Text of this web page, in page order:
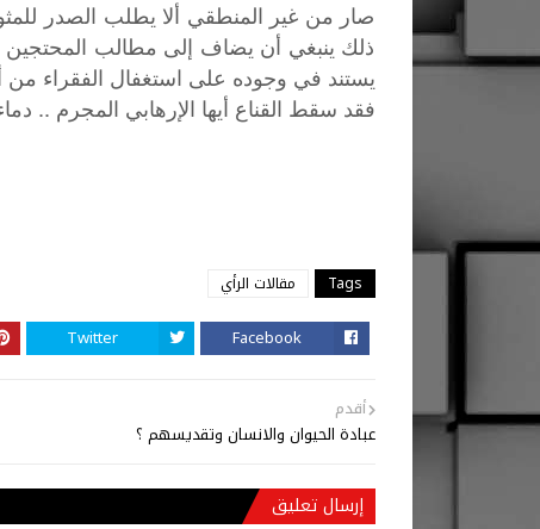
صار من غير المنطقي ألا يطلب الصدر
ذلك ينبغي أن يضاف إلى مطالب المحتجين
يستند في وجوده على استغفال الفقراء
فقد سقط القناع أيها الإرهابي المجرم ..
Tags مقالات الرأي
Facebook
Twitter
أقدم
عبادة الحيوان والانسان وتقديسهم ؟
إرسال تعليق